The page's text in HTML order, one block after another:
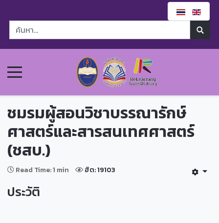
ชมรมผู้สอนวิชาบรรณารักษ์
ศาสตร์และสารสนเทศศาสตร์
(ชสบ.)
Read Time: 1 min ฮิต: 19103
ประวัติ